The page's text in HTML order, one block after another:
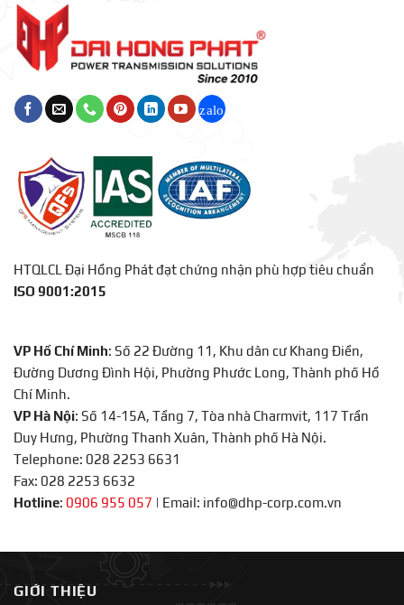
HTQLCL Đại Hồng Phát đạt chứng nhận phù hợp tiêu chuẩn
ISO 9001:2015
VP Hồ Chí Minh: Số 22 Đường 11, Khu dân cư Khang Điền,
Đường Dương Đình Hội, Phường Phước Long, Thành phố Hồ
Chí Minh.
VP Hà Nội: Số 14-15A, Tầng 7, Tòa nhà Charmvit, 117 Trần
Duy Hưng, Phường Thanh Xuân, Thành phố Hà Nội.
Telephone: 028 2253 6631
Fax: 028 2253 6632
Hotline: 0906 955 057 | Email: info@dhp-corp.com.vn
GIỚI THIỆU